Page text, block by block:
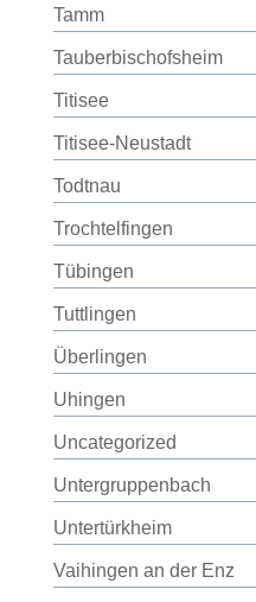
Tamm
Tauberbischofsheim
Titisee
Titisee-Neustadt
Todtnau
Trochtelfingen
Tübingen
Tuttlingen
Überlingen
Uhingen
Uncategorized
Untergruppenbach
Untertürkheim
Vaihingen an der Enz